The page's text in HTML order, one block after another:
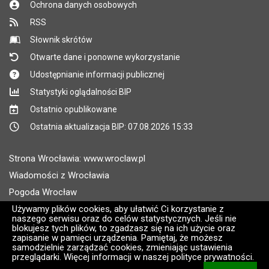
Używamy plików cookies, aby ułatwić Ci korzystanie z
naszego serwisu oraz do celów statystycznych. Jeśli nie
blokujesz tych plików, to zgadzasz się na ich użycie oraz
zapisanie w pamięci urządzenia. Pamiętaj, że możesz
samodzielnie zarządzać cookies, zmieniając ustawienia
przeglądarki. Więcej informacji w naszej polityce prywatności.
Ochrona danych osobowych
RSS
Słownik skrótów
Otwarte dane i ponowne wykorzystanie
Udostępnianie informacji publicznej
Statystyki oglądalności BIP
Ostatnio opublikowane
Ostatnia aktualizacja BIP: 07.08.2026 15:33
Strona Wrocławia: www.wroclaw.pl
Wiadomości z Wrocławia
Pogoda Wrocław
Rozkłady jazdy MPK Wrocław
Administratorem wroclaw.pl jest: ARAW
Wersja systemu: 2.8.30.09